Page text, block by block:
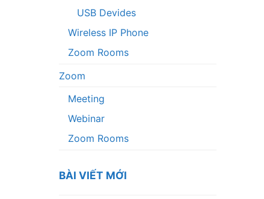
USB Devides
Wireless IP Phone
Zoom Rooms
Zoom
Meeting
Webinar
Zoom Rooms
BÀI VIẾT MỚI